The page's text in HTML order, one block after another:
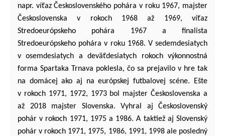
napr. víťaz Československého pohára v roku 1967, majster
Československa v rokoch 1968 až 1969, víťaz
Stredoeurópskeho pohára 1967 a finalista
Stredoeurópskeho pohára v roku 1968. V sedemdesiatych
v osemdesiatych a deväťdesiatych rokoch výkonnostná
forma Spartaka Trnava poklesla, čo sa prejavilo v hre tak
na domácej ako aj na európskej futbalovej scéne. Ešte
v rokoch 1971, 1972, 1973 bol majster Československa a
až 2018 majster Slovenska. Vyhral aj Československý
pohár v rokoch 1971, 1975 a 1986. A taktiež aj Slovenský
pohár v rokoch 1971, 1975, 1986, 1991, 1998 ale posledný